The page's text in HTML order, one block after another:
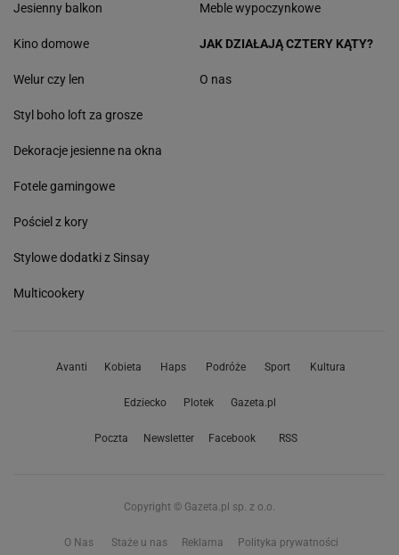
Jesienny balkon Meble wypoczynkowe
Kino domowe
Welur czy len
Styl boho loft za grosze
Dekoracje jesienne na okna
Fotele gamingowe
Pościel z kory
Stylowe dodatki z Sinsay
Multicookery
JAK DZIAŁAJĄ CZTERY KĄTY?
O nas
Avanti Kobieta Haps Podróże Sport Kultura
Edziecko Plotek Gazeta.pl
Poczta Newsletter Facebook RSS
Copyright © Gazeta.pl sp. z o.o.
O Nas Staże u nas Reklama Polityka prywatności